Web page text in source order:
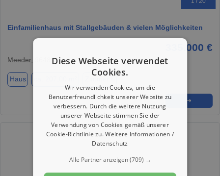
Einfamilienhaus mit Stallgebäuden & vielen Möglichkeiten
335.000 €
Meeder, 96484
Haus
★ ➦ ➜
Diese Webseite verwendet
Cookies.
Wir verwenden Cookies, um die
Benutzerfreundlichkeit unserer Website zu
verbessern. Durch die weitere Nutzung
unserer Webseite stimmen Sie der
Verwendung von Cookies gemäß unserer
Cookie-Richtlinie zu.Weitere Informationen /
Datenschutz
Alle Partner anzeigen(709) →